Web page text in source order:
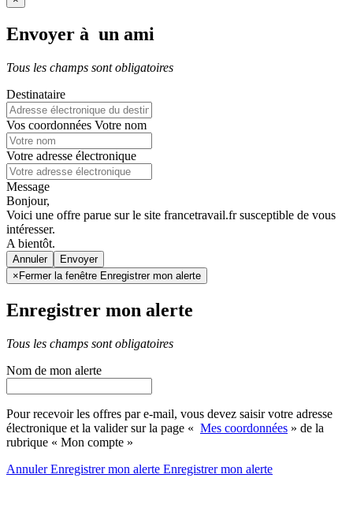
Envoyer à un ami
Tous les champs sont obligatoires
Destinataire
Vos coordonnées Votre nom
Votre adresse électronique
Message
Bonjour,
Voici une offre parue sur le site francetravail.fr susceptible de vous
intéresser.
A bientôt.
Annuler
× Fermer la fenêtre Enregistrer mon alerte
Enregistrer mon alerte
Tous les champs sont obligatoires
Nom de mon alerte
Pour recevoir les offres par e-mail, vous devez saisir votre adresse
électronique et la valider sur la page « Mes coordonnées » de la
rubrique « Mon compte »
AnnulerEnregistrer mon alerte Enregistrermon alerte